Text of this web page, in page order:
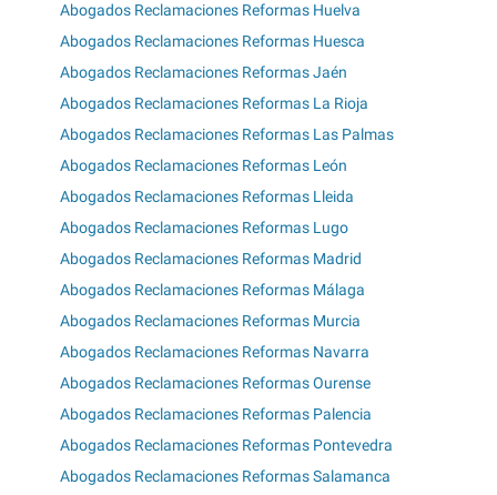
Abogados Reclamaciones Reformas Huelva
Abogados Reclamaciones Reformas Huesca
Abogados Reclamaciones Reformas Jaén
Abogados Reclamaciones Reformas La Rioja
Abogados Reclamaciones Reformas Las Palmas
Abogados Reclamaciones Reformas León
Abogados Reclamaciones Reformas Lleida
Abogados Reclamaciones Reformas Lugo
Abogados Reclamaciones Reformas Madrid
Abogados Reclamaciones Reformas Málaga
Abogados Reclamaciones Reformas Murcia
Abogados Reclamaciones Reformas Navarra
Abogados Reclamaciones Reformas Ourense
Abogados Reclamaciones Reformas Palencia
Abogados Reclamaciones Reformas Pontevedra
Abogados Reclamaciones Reformas Salamanca